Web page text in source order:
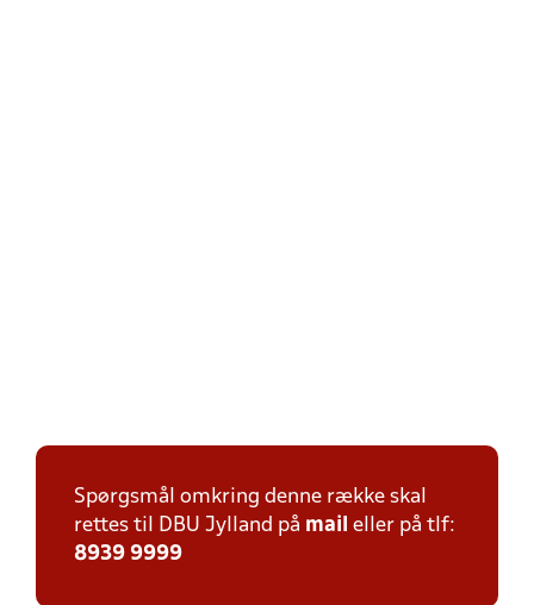
Spørgsmål omkring denne række skal
rettes til DBU Jylland på mail eller på tlf:
8939 9999